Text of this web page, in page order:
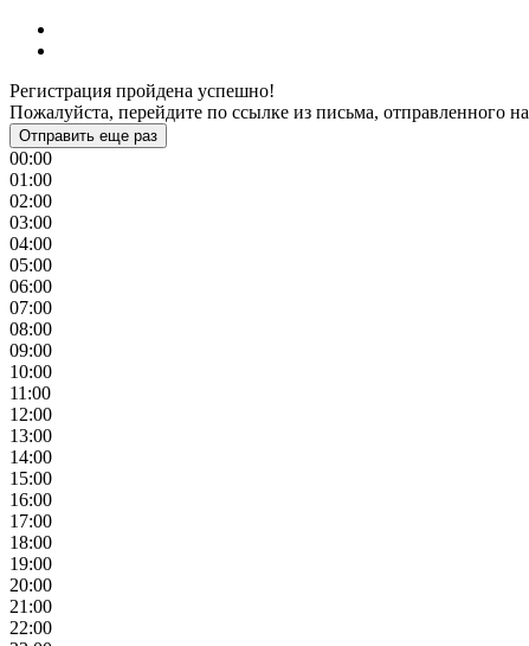
Регистрация пройдена успешно!
Пожалуйста, перейдите по ссылке из письма, отправленного на
Отправить еще раз
00:00
01:00
02:00
03:00
04:00
05:00
06:00
07:00
08:00
09:00
10:00
11:00
12:00
13:00
14:00
15:00
16:00
17:00
18:00
19:00
20:00
21:00
22:00